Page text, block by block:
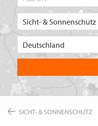
SICHT- & SONNENSCHUTZ